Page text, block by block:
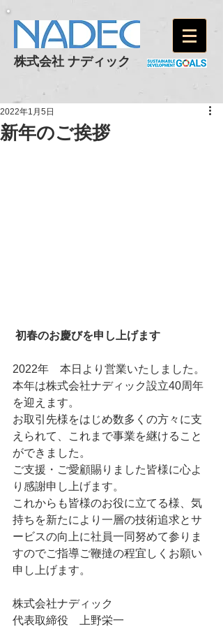
株式会社 ナディック
新年のご挨拶
2022年1月5日
初春のお慶びを申し上げます
2022年　本日より営業いたしました。
本年は株式会社ナディック設立40周年
を迎えます。
お取引先様をはじめ数多くの方々に支
えられて、これまで事業を継けること
ができました。
ご支援・ご愛顧賜りました皆様に心よ
り感謝申し上げます。
これからも皆様のお役に立てる様、気
持ちを新たにより一層の技術追求とサ
ービスの向上に社員一同努めて参りま
すのでご指導ご鞭撻の程宜しくお願い
申し上げます。
株式会社ナディック
代表取締役　上野栄一